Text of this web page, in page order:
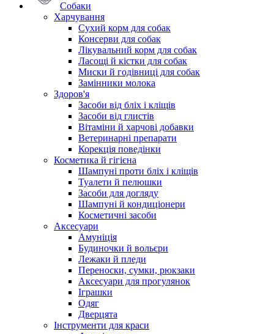
Собаки
Харчування
Сухий корм для собак
Консерви для собак
Лікувальний корм для собак
Ласощі й кістки для собак
Миски й годівниці для собак
Замінники молока
Здоров'я
Засоби від бліх і кліщів
Засоби від глистів
Вітаміни й харчові добавки
Ветеринарні препарати
Корекція поведінки
Косметика й гігієна
Шампуні проти бліх і кліщів
Туалети й пелюшки
Засоби для догляду
Шампуні й кондиціонери
Косметичні засоби
Аксесуари
Амуніція
Будиночки й вольєри
Лежаки й пледи
Переноски, сумки, рюкзаки
Аксесуари для прогулянок
Іграшки
Одяг
Дверцята
Інструменти для краси